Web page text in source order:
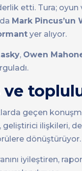
etti. Tura; oyun
Mark Pincus’un
yer alıyor.
, Owen
geçen
geliştirici ilişkileri,
dönüştürüyor.
iyileştiren,